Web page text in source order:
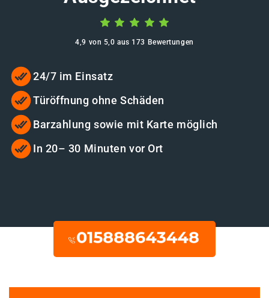
4,9 von 5,0 aus 173 Bewertungen
24/7 im Einsatz
Türöffnung ohne Schäden
Barzahlung sowie mit Karte möglich
In 20– 30 Minuten vor Ort